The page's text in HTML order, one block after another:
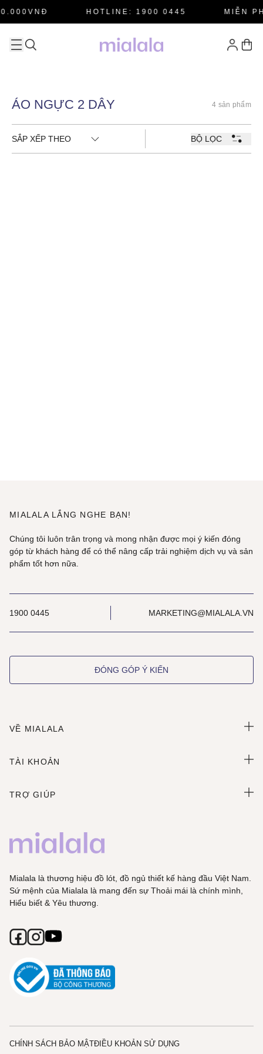
HOTLINE: 1900 0445 MIỄN
ÁO NGỰC 2 DÂY 4 sản phẩm
SẮP XẾP THEO BỘ LỌC
MIALALA LẮNG NGHE BẠN!
Chúng tôi luôn trân trọng và mong nhận được mọi ý kiến đóng
góp từ khách hàng để có thể nâng cấp trải nghiệm dịch vụ và sản
phẩm tốt hơn nữa.
1900 0445 MARKETING@MIALALA.VN
ĐÓNG GÓP Ý KIẾN
VỀ MIALALA
TÀI KHOẢN
TRỢ GIÚP
Mialala là thương hiệu đồ lót, đồ ngủ thiết kế hàng đầu Việt Nam.
Sứ mệnh của Mialala là mang đến sự Thoải mái là chính mình,
Hiểu biết & Yêu thương.
CHÍNH SÁCH BẢO MẬTĐIỀU KHOẢN SỬ DỤNG